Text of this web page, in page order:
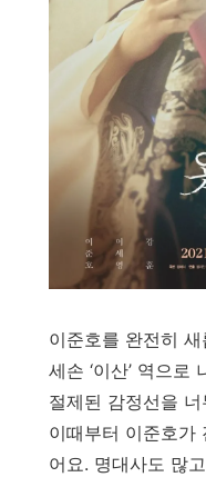
이준호를 완전히
세손 ‘이산’ 역으로
절제된 감정선을
이때부터 이준호가
어요. 명대사도 많